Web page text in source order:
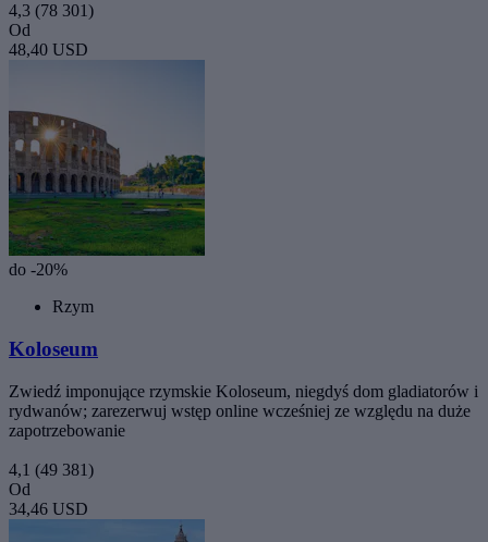
4,3 (78 301)
Od
48,40 USD
do -20%
Rzym
Koloseum
Zwiedź imponujące rzymskie Koloseum, niegdyś dom gladiatorów i
rydwanów; zarezerwuj wstęp online wcześniej ze względu na duże
zapotrzebowanie
4,1 (49 381)
Od
34,46 USD